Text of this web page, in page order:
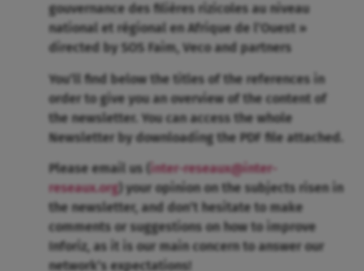
gouvernance des filières rizicoles au niveau
national et régional en Afrique de l’Ouest »
directed by SOS Faim, Veco and partners
You’ll find below the titles of the references in
order to give you an overview of the content of
the newsletter. You can access the whole
Newsletter by downloading the PDF file attached.
Please email us (
inter-reseaux@inter-
reseaux.org ) your opinion on the subjects risen in
the newsletter, and don’t hesitate to make
comments or suggestions on how to improve
Inforiz, as it is our main concern to answer our
network’s expectations!